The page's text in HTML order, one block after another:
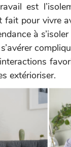
est
fait pour vivre
à
extérioriser.